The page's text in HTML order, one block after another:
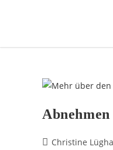
Christine